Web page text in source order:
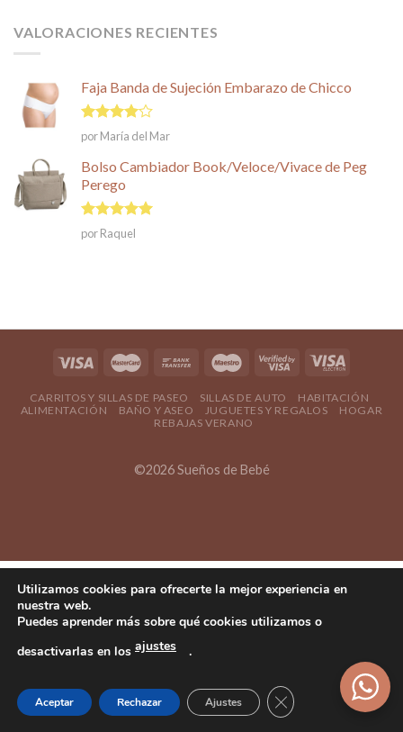
VALORACIONES RECIENTES
Faja Banda de Sujeción Embarazo de Chicco
Valorado
en
5
por María del Mar
Bolso Cambiador Book/Veloce/Vivace de Peg
Perego
Valorado en
5
de 5
por Raquel
CARRITOS Y SILLAS DE PASEO SILLAS DE AUTO
HABITACIÓN
ALIMENTACIÓN
BAÑO Y ASEO JUGUETES Y REGALOS
HOGAR
REBAJAS VERANO
©2026 Sueños de Bebé
Utilizamos cookies para ofrecerte la mejor experiencia en
nuestra web.
Puedes aprender más sobre qué cookies utilizamos o
desactivarlas en los ajustes .
Aceptar Rechazar Ajustes Cerrar el banner de